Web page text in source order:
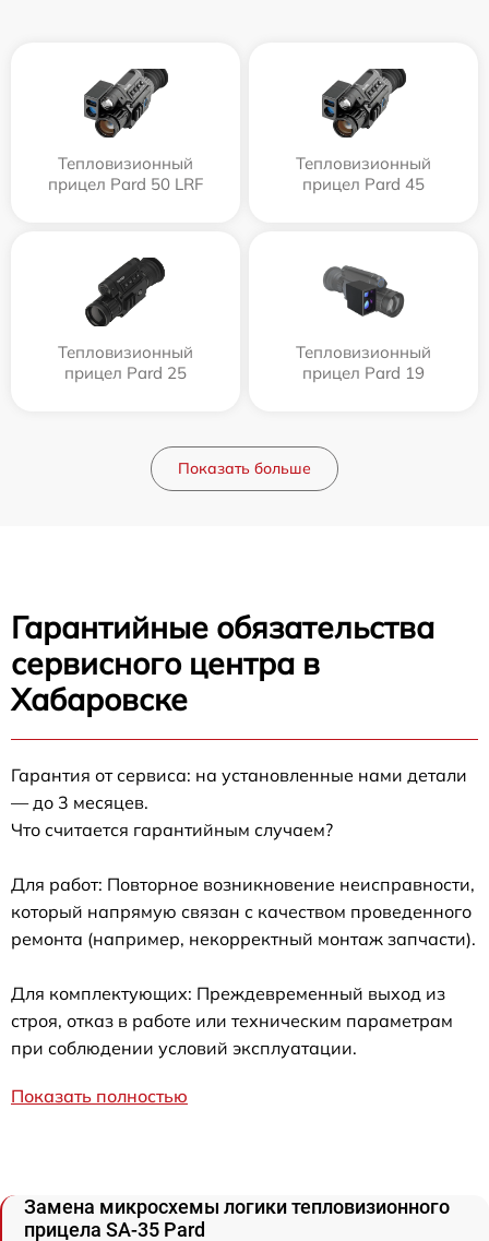
Тепловизионный
прицел Pard 50 LRF
Тепловизионный
прицел Pard 45
Тепловизионный
прицел Pard 25
Тепловизионный
прицел Pard 19
Показать больше
Гарантийные обязательства
сервисного центра в
Хабаровске
Гарантия от сервиса: на установленные нами детали
— до 3 месяцев.
Что считается гарантийным случаем?
Для работ: Повторное возникновение неисправности,
который напрямую связан с качеством проведенного
ремонта (например, некорректный монтаж запчасти).
Для комплектующих: Преждевременный выход из
строя, отказ в работе или техническим параметрам
при соблюдении условий эксплуатации.
Показать полностью
Замена микросхемы логики тепловизионного
прицела SA-35 Pard